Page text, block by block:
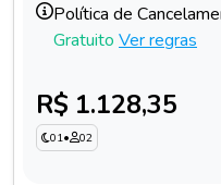
Política de
Gratuito Ver regras
R$ 1.128,35
01• 02